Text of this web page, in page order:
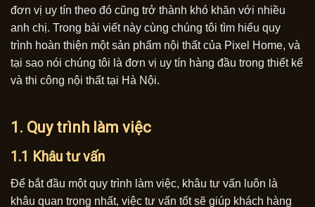
đơn vị uy tín theo đó cũng trở thành khó khăn với nhiều
anh chị. Trong bài viết này cùng chúng tôi tìm hiểu quy
trình hoàn thiện một sản phẩm nội thất của Pixel Home, và
tại sao nói chúng tôi là đơn vị uy tín hàng đầu trong thiết kế
và thi công nội thất tại Hà Nội.
1. Quy trình làm việc
1.1 Khâu tư vấn
Để bắt đầu một quy trình làm việc, khâu tư vấn luôn là
khâu quan trọng nhất, việc tư vấn tốt sẽ giúp khách hàng